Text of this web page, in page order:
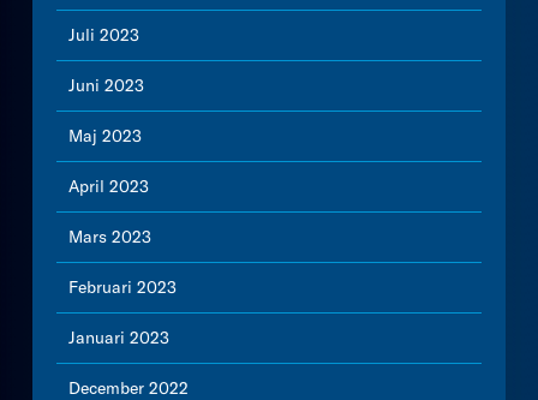
Juli 2023
Juni 2023
Maj 2023
April 2023
Mars 2023
Februari 2023
Januari 2023
December 2022